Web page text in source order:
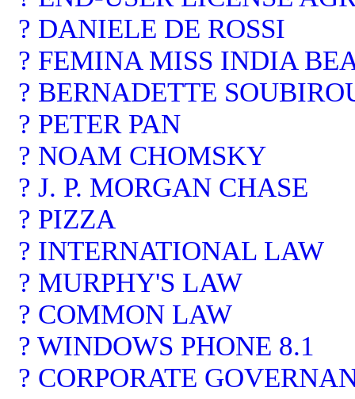
? DANIELE DE ROSSI
? FEMINA MISS INDIA
? BERNADETTE
? PETER PAN
? NOAM CHOMSKY
? J. P. MORGAN CHASE
? PIZZA
? INTERNATIONAL LAW
? MURPHY'S LAW
? COMMON LAW
? WINDOWS PHONE 8.1
? CORPORATE